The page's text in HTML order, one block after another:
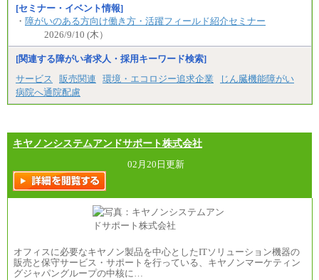
[セミナー・イベント情報]
・ 障がいのある方向け働き方・活躍フィールド紹介セミナー
2026/9/10 (木）
[関連する障がい者求人・採用キーワード検索]
サービス
販売関連 環境・エコロジー追求企業
じん臓機能障がい
病院へ通院配慮
キヤノンシステムアンドサポート株式会社
02月20日更新
オフィスに必要なキヤノン製品を中心としたITソリューション機器の
販売と保守サービス・サポートを行っている、キヤノンマーケティン
グジャパングループの中核に…